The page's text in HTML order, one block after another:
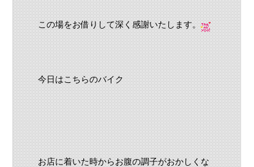
この場をお借りして深く感謝いたします。
今日はこちらのバイク
お店に着いた時からお腹の調子がおかしくな